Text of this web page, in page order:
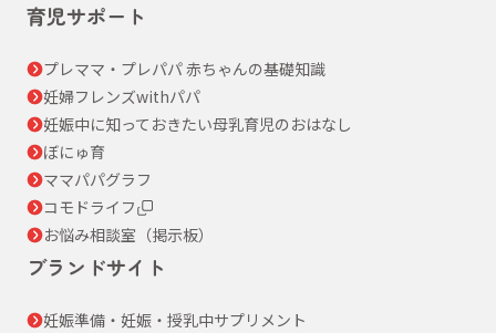
育児サポート
プレママ・プレパパ 赤ちゃんの基礎知識
妊婦フレンズwithパパ
妊娠中に知っておきたい母乳育児のおはなし
ぼにゅ育
ママパパグラフ
コモドライフ
お悩み相談室（掲示板）
ブランドサイト
妊娠準備・妊娠・授乳中サプリメント